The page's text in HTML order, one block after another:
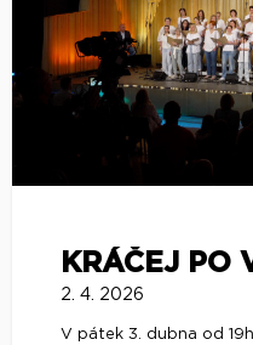
KRÁČEJ PO
2. 4. 2026
V pátek 3. dubna od